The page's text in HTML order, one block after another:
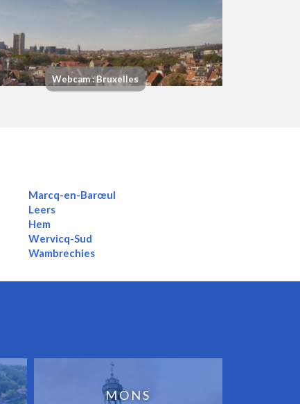
Webcam : Bruxelles
Marcq-en-Barœul
Leers
Hem
Wervicq-Sud
Wambrechies
MONS